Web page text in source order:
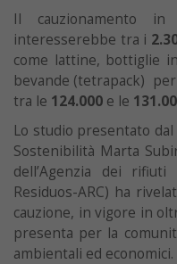
Il cauzionamento in
interesserebbe tra i
come lattine, bottiglie
bevande (tetrapack)
tra le 124.000 e le
Lo studio presentato
Sostenibilità Marta
dell’Agenzia dei rifiuti
Residuos-ARC) ha
cauzione, in vigore in
presenta per la
ambientali ed economici.